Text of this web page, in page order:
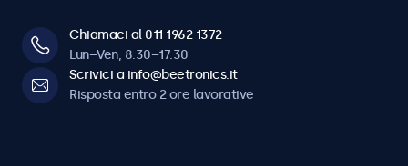
Chiamaci al 011 1962 1372
Lun–Ven, 8:30–17:30
Scrivici a info@beetronics.it
Risposta entro 2 ore lavorative